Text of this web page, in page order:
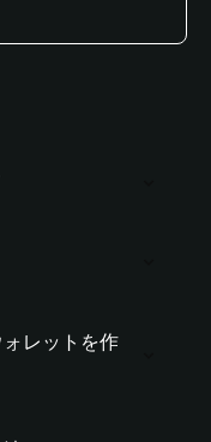
レットを作